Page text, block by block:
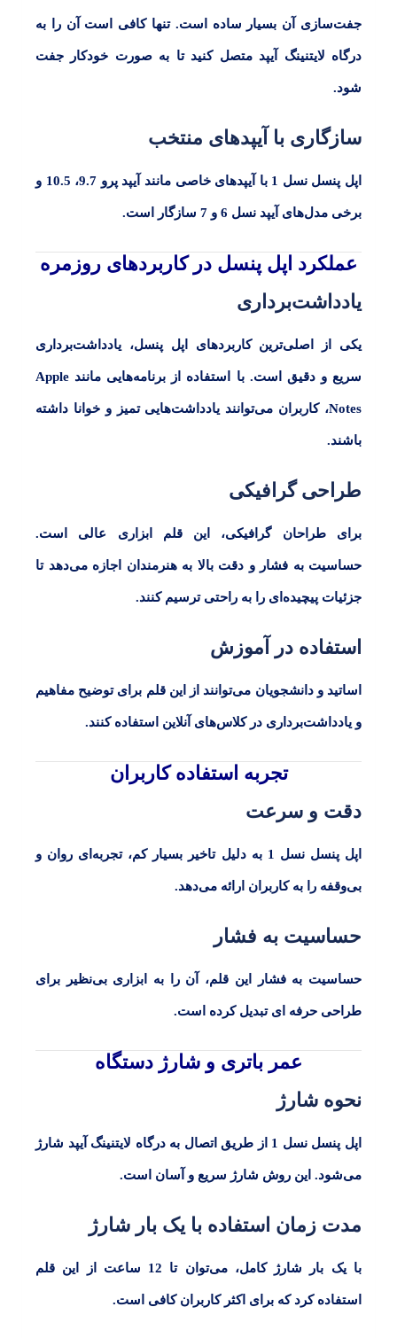
جفت‌سازی آن بسیار ساده است. تنها کافی است آن را به
درگاه لایتنینگ آیپد متصل کنید تا به صورت خودکار جفت
شود.
سازگاری با آیپدهای منتخب
اپل پنسل نسل 1 با آیپدهای خاصی مانند آیپد پرو 9.7، 10.5 و
برخی مدل‌های آیپد نسل سازگار است.
عملکرد اپل پنسل در کاربردهای روزمره
یادداشت‌برداری
یکی از اصلی‌ترین کاربردهای اپل پنسل، یادداشت‌برداری
سریع و دقیق است. با استفاده از برنامه‌هایی مانند Apple
Notes، کاربران می‌توانند یادداشت‌هایی تمیز و خوانا داشته
باشند.
طراحی گرافیکی
برای طراحان گرافیکی، این قلم ابزاری عالی است.
حساسیت به فشار و دقت بالا به هنرمندان اجازه می‌دهد تا
جزئیات پیچیده‌ای را به راحتی ترسیم کنند.
استفاده در آموزش
اساتید و دانشجویان می‌توانند از این قلم برای توضیح مفاهیم
و یادداشت‌برداری در کلاس‌های آنلاین استفاده کنند.
تجربه استفاده کاربران
دقت و سرعت
اپل پنسل نسل 1 به دلیل تاخیر بسیار کم، تجربه‌ای روان و
بی‌وقفه را به کاربران ارائه می‌دهد.
حساسیت به فشار
حساسیت به فشار این قلم، آن را به ابزاری بی‌نظیر برای
طراحی حرفه ای تبدیل کرده است.
عمر باتری و شارژ دستگاه
نحوه شارژ
اپل پنسل نسل 1 از طریق اتصال به درگاه لایتنینگ آیپد شارژ
می‌شود. این روش شارژ سریع و آسان است.
مدت زمان استفاده با یک بار شارژ
با یک بار شارژ کامل، می‌توان تا 12 ساعت از این قلم
استفاده کرد که برای اکثر کاربران کافی است.